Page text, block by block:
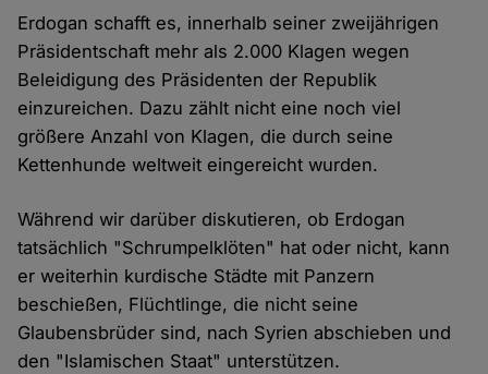
Erdogan schafft es, innerhalb seiner zweijährigen
Präsidentschaft mehr als 2.000 Klagen wegen
Beleidigung des Präsidenten der Republik
einzureichen. Dazu zählt nicht eine noch viel
größere Anzahl von Klagen, die durch seine
Kettenhunde weltweit eingereicht wurden.
Während wir darüber diskutieren, ob Erdogan
tatsächlich "Schrumpelklöten" hat oder nicht, kann
er weiterhin kurdische Städte mit Panzern
beschießen, Flüchtlinge, die nicht seine
Glaubensbrüder sind, nach Syrien abschieben und
den "Islamischen Staat" unterstützen.